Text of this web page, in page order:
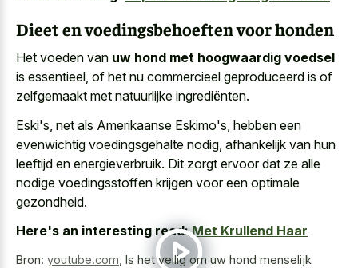
Dieet en voedingsbehoeften voor honden
Het voeden van uw hond met hoogwaardig voedsel
is essentieel, of het nu commercieel geproduceerd is of
zelfgemaakt met natuurlijke ingrediënten.
Eski's, net als Amerikaanse Eskimo's, hebben een
evenwichtig voedingsgehalte nodig, afhankelijk van hun
leeftijd en energieverbruik. Dit zorgt ervoor dat ze alle
nodige voedingsstoffen krijgen voor een optimale
gezondheid.
Here's an interesting read: Met Krullend Haar
Bron: youtube.com Is het veilig om uw hond menselijk